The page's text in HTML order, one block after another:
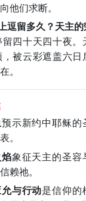
他们求断。
逗留多久？天主的
四十天四十夜。
被云彩遮盖六日
。
预示新约中耶稣的
。
象征天主的圣容
赖祂。
与行动是信仰的